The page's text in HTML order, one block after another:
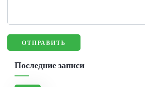
Последние записи